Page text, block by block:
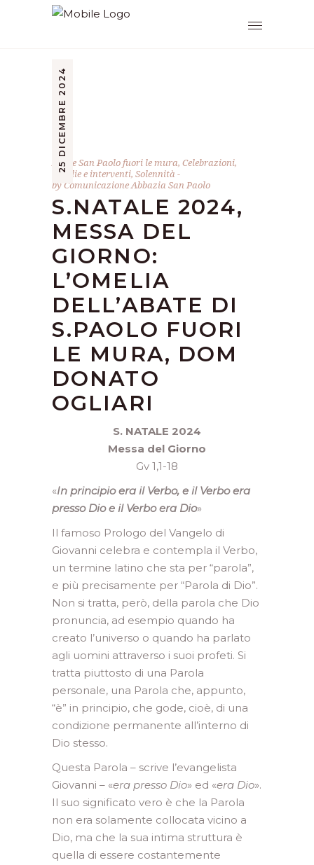
25 DICEMBRE 2024
Abate San Paolo fuori le mura, Celebrazioni,
Omelie e interventi, Solennità
byComunicazione Abbazia San Paolo
S.NATALE 2024,
MESSA DEL
GIORNO:
L’OMELIA
DELL’ABATE DI
S.PAOLO FUORI
LE MURA, DOM
DONATO
OGLIARI
S. NATALE 2024
Messa del Giorno
Gv 1,1-18
«In principio era il Verbo, e il Verbo era
presso Dio e il Verbo era Dio»
Il famoso Prologo del Vangelo di
Giovanni celebra e contempla il Verbo,
un termine latino che sta per “parola”,
e più precisamente per “Parola di Dio”.
Non si tratta, però, della parola che Dio
pronuncia, ad esempio quando ha
creato l’universo o quando ha parlato
agli uomini attraverso i suoi profeti. Si
tratta piuttosto di una Parola
personale, una Parola che, appunto,
“è” in principio, che gode, cioè, di una
condizione permanente all’interno di
Dio stesso.
Questa Parola – scrive l’evangelista
Giovanni – «era presso Dio» ed «era Dio».
Il suo significato vero è che la Parola
non era solamente collocata vicino a
Dio, ma che la sua intima struttura è
quella di essere costantemente